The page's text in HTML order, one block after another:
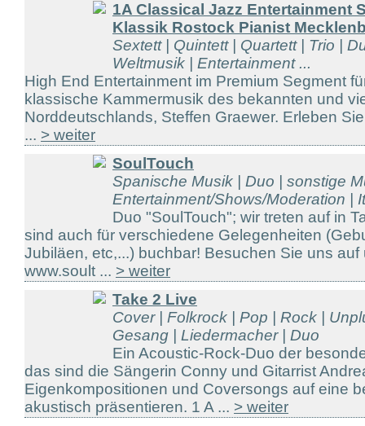
1A Classical Jazz Entertainment
Klassik Rostock Pianist
Sextett | Quintett | Quartett | Trio |
Weltmusik | Entertainment ...
High End Entertainment im Premium Segment
klassische Kammermusik des bekannten und
Norddeutschlands, Steffen Graewer. Erleben
... > weiter
SoulTouch
Spanische Musik | Duo | sonstige
Entertainment/Shows/Moderation |
Duo "SoulTouch"; wir treten auf in
sind auch für verschiedene Gelegenheiten
Jubiläen, etc,...) buchbar! Besuchen Sie uns
www.soult ... > weiter
Take 2 Live
Cover | Folkrock | Pop | Rock |
Gesang | Liedermacher | Duo
Ein Acoustic-Rock-Duo der
das sind die Sängerin Conny und Gitarrist
Eigenkompositionen und Coversongs auf eine
akustisch präsentieren. 1 A ... > weiter